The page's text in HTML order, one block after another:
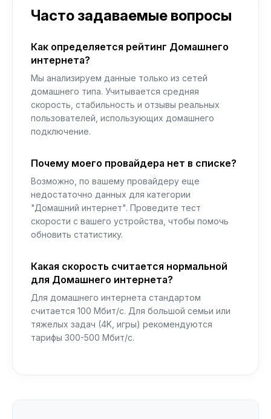
Часто задаваемые вопросы
Как определяется рейтинг Домашнего
интернета?
Мы анализируем данные только из сетей
домашнего типа. Учитывается средняя
скорость, стабильность и отзывы реальных
пользователей, использующих домашнего
подключение.
Почему моего провайдера нет в списке?
Возможно, по вашему провайдеру еще
недостаточно данных для категории
"Домашний интернет". Проведите тест
скорости с вашего устройства, чтобы помочь
обновить статистику.
Какая скорость считается нормальной
для Домашнего интернета?
Для домашнего интернета стандартом
считается 100 Мбит/с. Для большой семьи или
тяжелых задач (4K, игры) рекомендуются
тарифы 300-500 Мбит/с.